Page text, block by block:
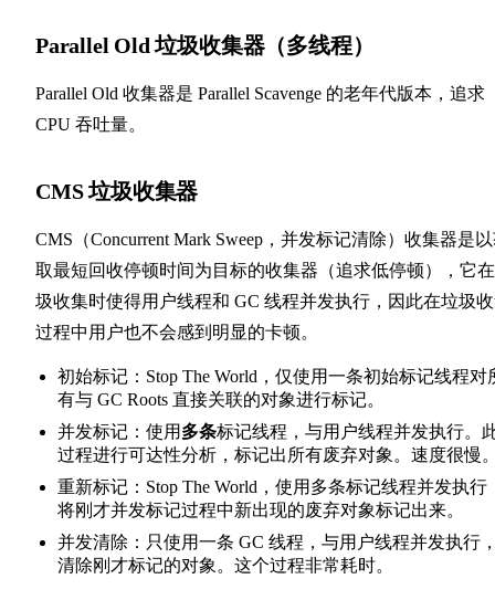
Parallel Old 垃圾收集器（多线程）
Parallel Old 收集器是 Parallel Scavenge 的老年代版本，追求
CPU 吞吐量。
CMS 垃圾收集器
CMS（Concurrent Mark Sweep，并发标记清除）收集器是
取最短回收停顿时间为目标的收集器（追求低停顿），它
圾收集时使得用户线程和 GC 线程并发执行，因此在垃圾
过程中用户也不会感到明显的卡顿。
初始标记：Stop The World，仅使用一条初始标记线程对
有与 GC Roots 直接关联的对象进行标记。
并发标记：使用 多条标记线程，与用户线程并发执行。
过程进行可达性分析，标记出所有废弃对象。速度很慢
重新标记：Stop The World，使用多条标记线程并发执行
将刚才并发标记过程中新出现的废弃对象标记出来。
并发清除：只使用一条 GC 线程，与用户线程并发执行
清除刚才标记的对象。这个过程非常耗时。